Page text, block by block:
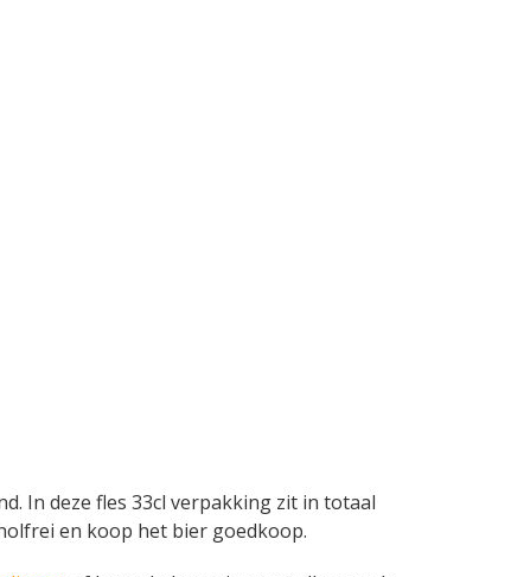
In deze fles 33cl verpakking zit in totaal
en koop het bier goedkoop.